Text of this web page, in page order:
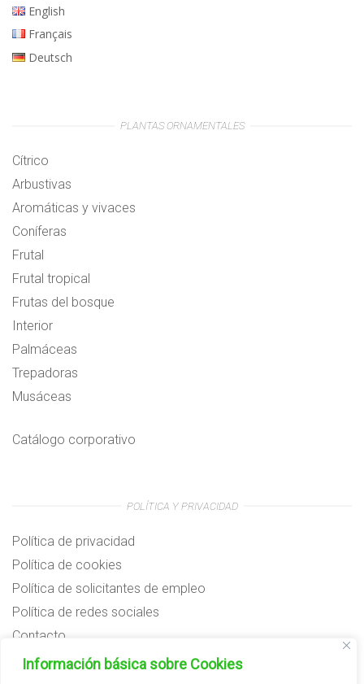
Información básica sobre Cookies
English
Français
Deutsch
PLANTAS ORNAMENTALES
Cítrico
Arbustivas
Aromáticas y vivaces
Coníferas
Frutal
Frutal tropical
Frutas del bosque
Interior
Palmáceas
Trepadoras
Musáceas
Catálogo corporativo
POLÍTICA Y PRIVACIDAD
Política de privacidad
Política de cookies
Política de solicitantes de empleo
Política de redes sociales
Contacto
Preguntas frecuentes